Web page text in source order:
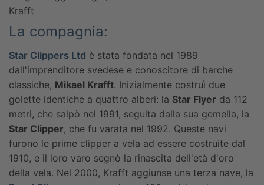
Krafft
La compagnia:
Star Clippers Ltd è stata fondata nel 1989
dall'imprenditore svedese e conoscitore di barche
classiche, Mikael Krafft. Inizialmente costruì due
golette identiche a quattro alberi: la Star Flyer da 112
metri, che salpò nel 1991, seguita dalla sua gemella, la
Star Clipper, che fu varata nel 1992. Queste navi
furono le prime clipper a vela ad essere costruite dal
1910, e il loro varo segnò la rinascita dell'età d'oro
della vela. Nel 2000, Krafft aggiunse una terza nave, la